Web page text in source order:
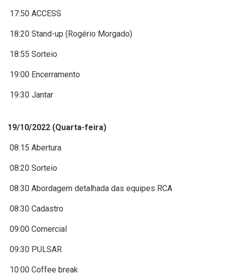
17:50 ACCESS
18:20 Stand-up (Rogério Morgado)
18:55 Sorteio
19:00 Encerramento
19:30 Jantar
19/10/2022 (Quarta-feira)
08:15 Abertura
08:20 Sorteio
08:30 Abordagem detalhada das equipes RCA
08:30 Cadastro
09:00 Comercial
09:30 PULSAR
10:00 Coffee break